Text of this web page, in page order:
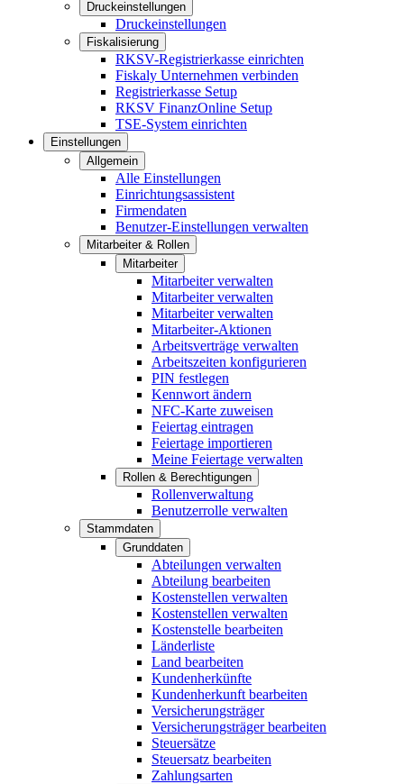
Druckeinstellungen
Druckeinstellungen
Fiskalisierung
RKSV-Registrierkasse einrichten
Fiskaly Unternehmen verbinden
Registrierkasse Setup
RKSV FinanzOnline Setup
TSE-System einrichten
Einstellungen
Allgemein
Alle Einstellungen
Einrichtungsassistent
Firmendaten
Benutzer-Einstellungen verwalten
Mitarbeiter & Rollen
Mitarbeiter
Mitarbeiter verwalten
Mitarbeiter verwalten
Mitarbeiter verwalten
Mitarbeiter-Aktionen
Arbeitsverträge verwalten
Arbeitszeiten konfigurieren
PIN festlegen
Kennwort ändern
NFC-Karte zuweisen
Feiertag eintragen
Feiertage importieren
Meine Feiertage verwalten
Rollen & Berechtigungen
Rollenverwaltung
Benutzerrolle verwalten
Stammdaten
Grunddaten
Abteilungen verwalten
Abteilung bearbeiten
Kostenstellen verwalten
Kostenstellen verwalten
Kostenstelle bearbeiten
Länderliste
Land bearbeiten
Kundenherkünfte
Kundenherkunft bearbeiten
Versicherungsträger
Versicherungsträger bearbeiten
Steuersätze
Steuersatz bearbeiten
Zahlungsarten